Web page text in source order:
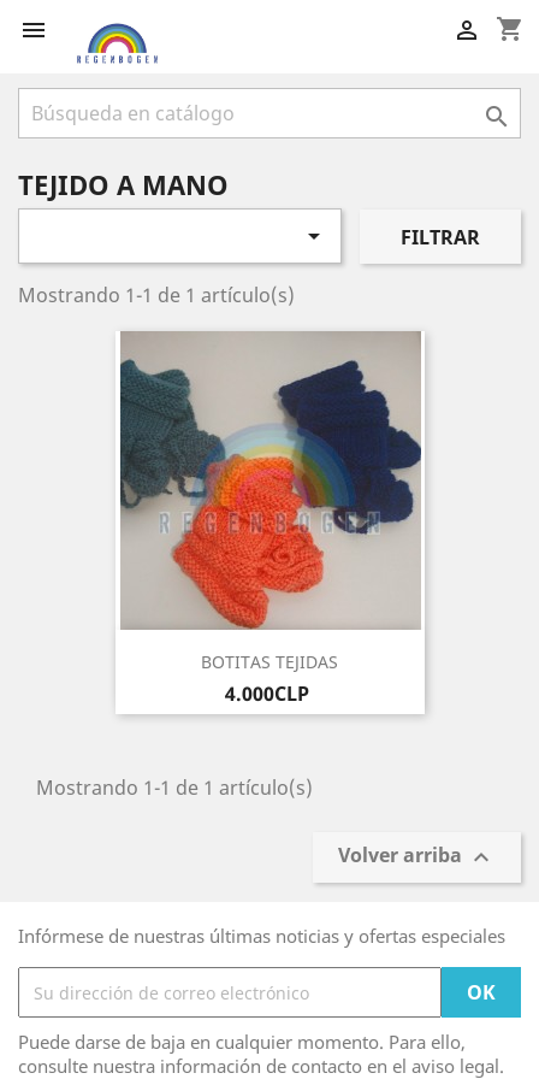
 shopping_cart


TEJIDO A MANO
 FILTRAR
Mostrando 1-1 de 1 artículo(s)
BOTITAS TEJIDAS
Precio
4.000CLP
Mostrando 1-1 de 1 artículo(s)
Volver arriba 
Infórmese de nuestras últimas noticias y ofertas especiales
Puede darse de baja en cualquier momento. Para ello,
consulte nuestra información de contacto en el aviso legal.